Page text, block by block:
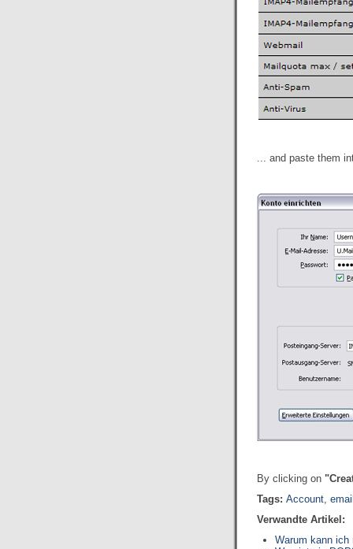
... and paste them
By clicking on
Tags: Account,
Verwandte Artikel:
Warum kann ich